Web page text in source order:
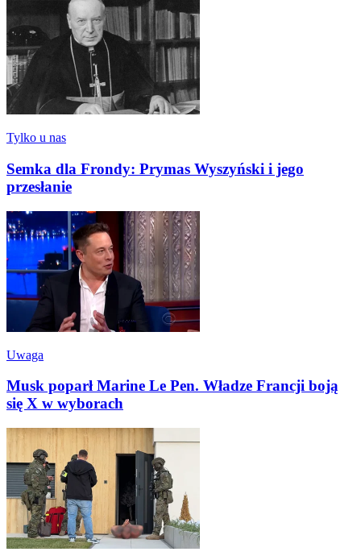
Tylko u nas
Semka dla Frondy: Prymas Wyszyński i jego
przesłanie
Uwaga
Musk poparł Marine Le Pen. Władze Francji boją
się X w wyborach